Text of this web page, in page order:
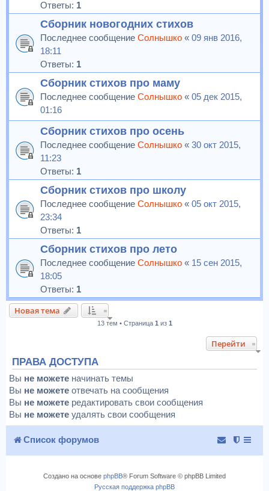
Ответы: 1
Сборник новогодних стихов
Последнее сообщение Солнышко « 09 янв 2016,
18:11
Ответы: 1
Сборник стихов про маму
Последнее сообщение Солнышко « 05 дек 2015,
01:16
Сборник стихов про осень
Последнее сообщение Солнышко « 30 окт 2015,
11:23
Ответы: 1
Сборник стихов про школу
Последнее сообщение Солнышко « 05 окт 2015,
23:34
Ответы: 1
Сборник стихов про лето
Последнее сообщение Солнышко « 15 сен 2015,
18:05
Ответы: 1
Новая тема
13 тем • Страница 1 из 1
Перейти
ПРАВА ДОСТУПА
Вы не можете начинать темы
Вы не можете отвечать на сообщения
Вы не можете редактировать свои сообщения
Вы не можете удалять свои сообщения
Список форумов
Создано на основе phpBB® Forum Software © phpBB Limited
Русская поддержка phpBB